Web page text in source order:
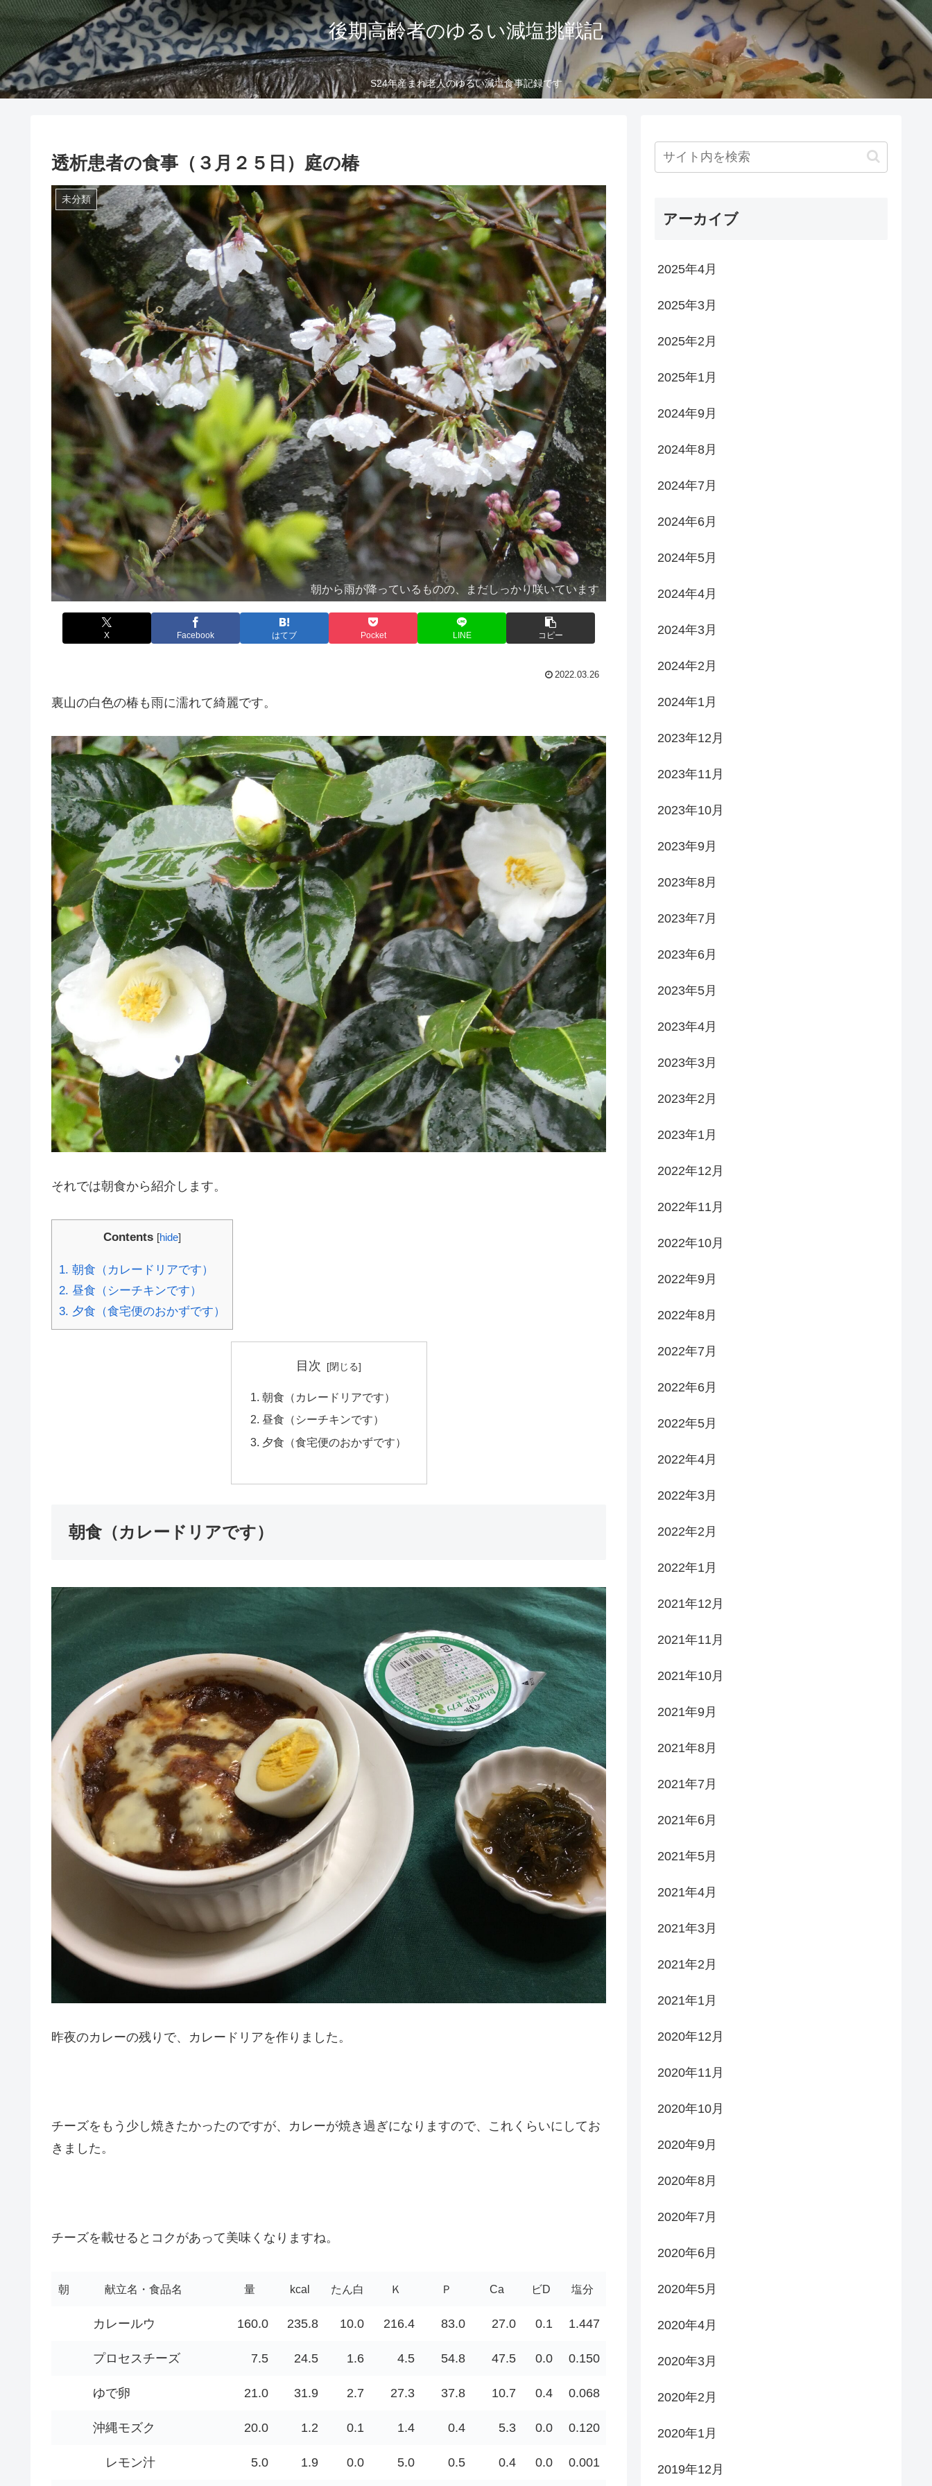
後期高齢者のゆるい減塩挑戦記
S24年産まれ老人のゆるい減塩食事記録です
透析患者の食事（３月２５日）庭の椿
未分類
朝から雨が降っているものの、まだしっかり咲いています
X Facebook はてブ Pocket LINE コピー
2022.03.26
裏山の白色の椿も雨に濡れて綺麗です。
それでは朝食から紹介します。
Contents [hide]
1. 朝食（カレードリアです）
2. 昼食（シーチキンです）
3. 夕食（食宅便のおかずです）
目次
朝食（カレードリアです）
昼食（シーチキンです）
夕食（食宅便のおかずです）
朝食（カレードリアです）
昨夜のカレーの残りで、カレードリアを作りました。
チーズをもう少し焼きたかったのですが、カレーが焼き過ぎになりますので、これくらいにしてお
きました。
チーズを載せるとコクがあって美味くなりますね。
朝 献立名・食品名 量 kcal たん白 Ｋ Ｐ Ca ビD 塩分
カレールウ 160.0 235.8 10.0 216.4 83.0 27.0 0.1 1.447
プロセスチーズ 7.5 24.5 1.6 4.5 54.8 47.5 0.0 0.150
ゆで卵 21.0 31.9 2.7 27.3 37.8 10.7 0.4 0.068
沖縄モズク 20.0 1.2 0.1 1.4 0.4 5.3 0.0 0.120
レモン汁 5.0 1.9 0.0 5.0 0.5 0.4 0.0 0.001
アーカイブ
2025年4月
2025年3月
2025年2月
2025年1月
2024年9月
2024年8月
2024年7月
2024年6月
2024年5月
2024年4月
2024年3月
2024年2月
2024年1月
2023年12月
2023年11月
2023年10月
2023年9月
2023年8月
2023年7月
2023年6月
2023年5月
2023年4月
2023年3月
2023年2月
2023年1月
2022年12月
2022年11月
2022年10月
2022年9月
2022年8月
2022年7月
2022年6月
2022年5月
2022年4月
2022年3月
2022年2月
2022年1月
2021年12月
2021年11月
2021年10月
2021年9月
2021年8月
2021年7月
2021年6月
2021年5月
2021年4月
2021年3月
2021年2月
2021年1月
2020年12月
2020年11月
2020年10月
2020年9月
2020年8月
2020年7月
2020年6月
2020年5月
2020年4月
2020年3月
2020年2月
2020年1月
2019年12月